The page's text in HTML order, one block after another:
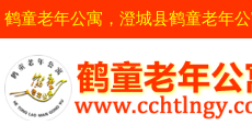
鹤童老年公寓，澄城县鹤童老年公